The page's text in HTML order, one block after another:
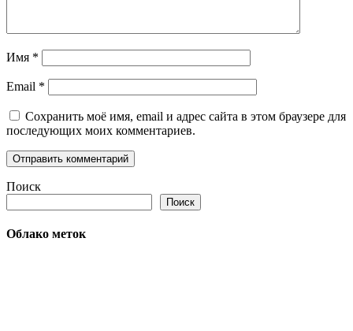
Имя *
Email *
Сохранить моё имя, email и адрес сайта в этом браузере для
последующих моих комментариев.
Поиск
Поиск
Облако меток